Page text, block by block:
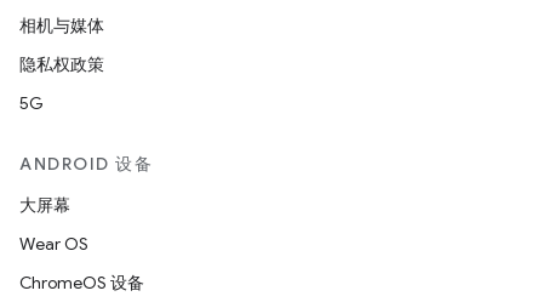
相机与媒体
隐私权政策
5G
ANDROID 设备
大屏幕
Wear OS
ChromeOS 设备